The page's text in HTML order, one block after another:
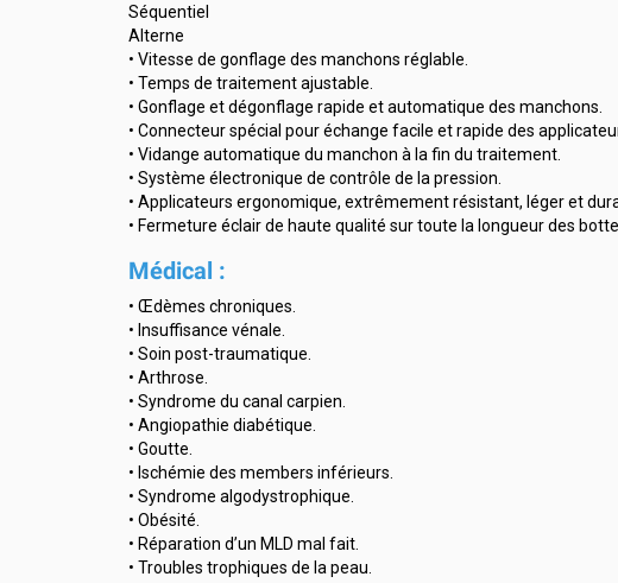
Séquentiel
Alterne
• Vitesse de gonflage des manchons réglable.
• Temps de traitement ajustable.
• Gonflage et dégonflage rapide et automatique des manchons.
• Connecteur spécial pour échange facile et rapide des
• Vidange automatique du manchon à la fin du traitement.
• Système électronique de contrôle de la pression.
• Applicateurs ergonomique, extrêmement résistant, léger et
• Fermeture éclair de haute qualité sur toute la longueur des
Médical :
• Œdèmes chroniques.
• Insuffisance vénale.
• Soin post-traumatique.
• Arthrose.
• Syndrome du canal carpien.
• Angiopathie diabétique.
• Goutte.
• Ischémie des members inférieurs.
• Syndrome algodystrophique.
• Obésité.
• Réparation d’un MLD mal fait.
• Troubles trophiques de la peau.